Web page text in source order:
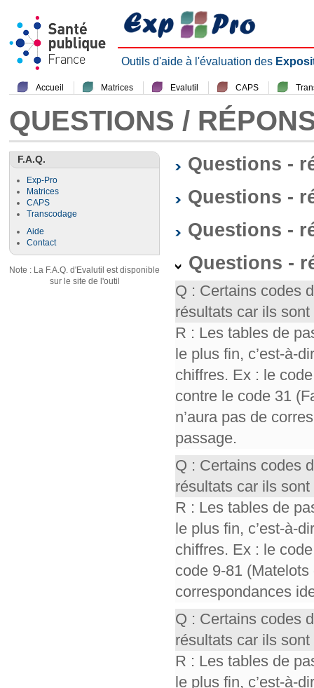
Outils d'aide à l'évaluation des
Accueil Matrices Evalutil CAPS
QUESTIONS /
F.A.Q.
Exp-Pro
Matrices
CAPS
Transcodage
Aide
Contact
Note : La F.A.Q. d'Evalutil est disponible
sur le site de l'outil
Questions -
Questions -
Questions -
Questions -
Q : Certains codes
résultats car ils
R : Les tables de
le plus fin, c’est-à-
chiffres. Ex : le
contre le code 31
n’aura pas de
passage.
Q : Certains codes
résultats car ils
R : Les tables de
le plus fin, c’est-à-
chiffres. Ex : le
code 9-81
correspondances
Q : Certains codes
résultats car ils
R : Les tables de
le plus fin, c’est-à-